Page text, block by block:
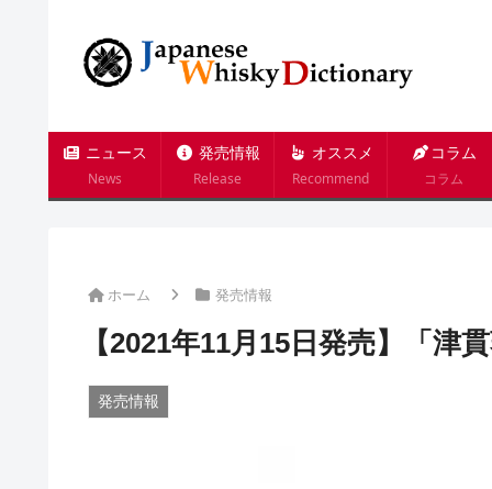
ニュース
News
発売情報
Release
オススメ
Recommend
コラム
コラム
ホーム 発売情報
【2021年11月15日発売】「津
発売情報